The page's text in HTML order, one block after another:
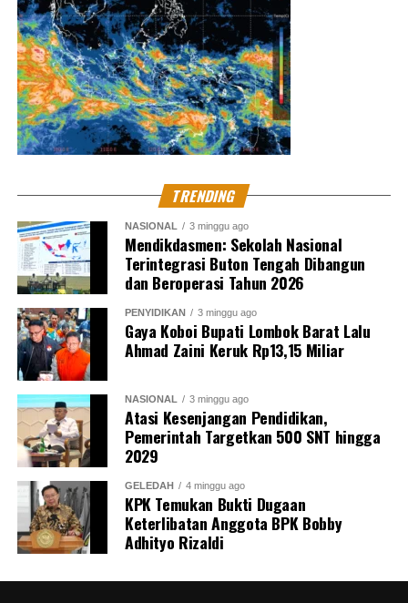
TRENDING
NASIONAL 3 minggu ago
Mendikdasmen: Sekolah Nasional
Terintegrasi Buton Tengah Dibangun
dan Beroperasi Tahun 2026
PENYIDIKAN 3 minggu ago
Gaya Koboi Bupati Lombok Barat Lalu
Ahmad Zaini Keruk Rp13,15 Miliar
NASIONAL 3 minggu ago
Atasi Kesenjangan Pendidikan,
Pemerintah Targetkan 500 SNT hingga
2029
GELEDAH 4 minggu ago
KPK Temukan Bukti Dugaan
Keterlibatan Anggota BPK Bobby
Adhityo Rizaldi